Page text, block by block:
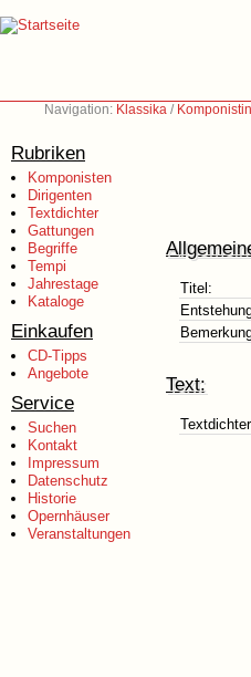
Navigation: Klassika /
Rubriken
Komponisten
Dirigenten
Textdichter
Gattungen
Begriffe
Tempi
Jahrestage
Kataloge
Einkaufen
CD-Tipps
Angebote
Service
Suchen
Kontakt
Impressum
Datenschutz
Historie
Opernhäuser
Veranstaltungen
Titel:
Text: